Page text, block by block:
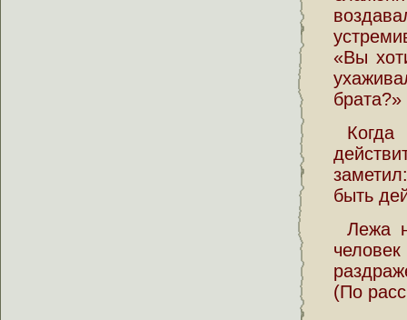
«Вы
брата?»
быть
Лежа
(По